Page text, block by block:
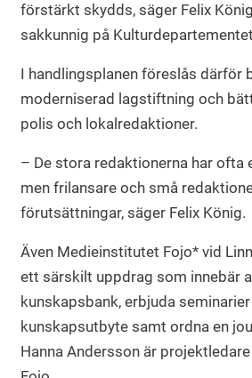
förstärkt skydds, säger Felix
sakkunnig på
I handlingsplanen föreslås därför
moderniserad lagstiftning och
polis och lokalredaktioner.
– De stora redaktionerna har ofta
men frilansare och små
förutsättningar, säger Felix König.
Även Medieinstitutet Fojo* vid
ett särskilt uppdrag som innebär
kunskapsbank, erbjuda
kunskapsutbyte samt ordna en
Hanna Andersson är